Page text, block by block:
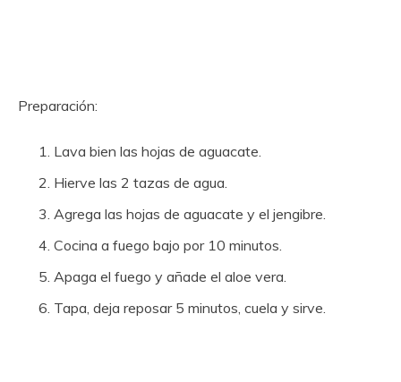
Preparación:
Lava bien las hojas de aguacate.
Hierve las 2 tazas de agua.
Agrega las hojas de aguacate y el jengibre.
Cocina a fuego bajo por 10 minutos.
Apaga el fuego y añade el aloe vera.
Tapa, deja reposar 5 minutos, cuela y sirve.